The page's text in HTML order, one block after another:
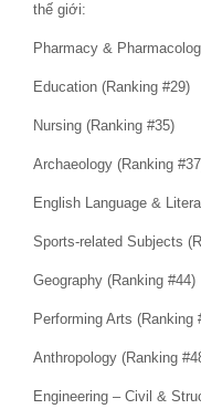
thế giới:
Pharmacy &
Education (Ranking #29)
Nursing (Ranking #35)
Archaeology (Ranking
English Language &
Sports-related Subjects
Geography (Ranking #44)
Performing Arts (Ranking
Anthropology (Ranking
Engineering – Civil &